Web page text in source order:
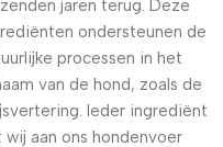
jaren terug. Deze
ondersteunen de
processen in het
van de hond, zoals de
Ieder ingrediënt
wij aan ons hondenvoer